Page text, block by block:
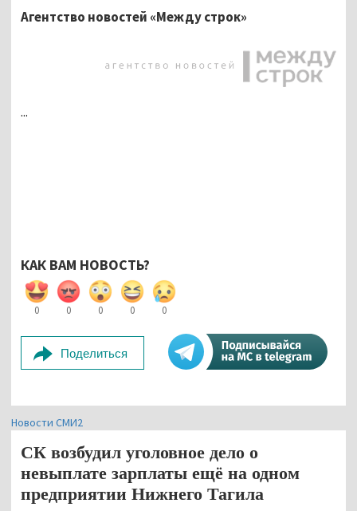
Агентство новостей «Между строк»
...
КАК ВАМ НОВОСТЬ?
0 0 0 0 0
Поделиться
Новости СМИ2
СК возбудил уголовное дело о
невыплате зарплаты ещё на одном
предприятии Нижнего Тагила